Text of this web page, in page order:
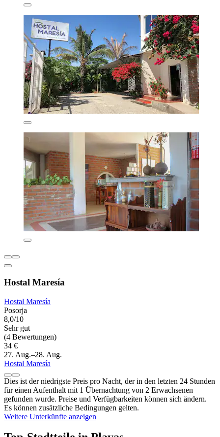
Hostal Maresía
Hostal Maresía
Posorja
8,0/10
Sehr gut
(4 Bewertungen)
34 €
27. Aug.–28. Aug.
Hostal Maresía
Dies ist der niedrigste Preis pro Nacht, der in den letzten 24 Stunden
für einen Aufenthalt mit 1 Übernachtung von 2 Erwachsenen
gefunden wurde. Preise und Verfügbarkeiten können sich ändern.
Es können zusätzliche Bedingungen gelten.
Weitere Unterkünfte anzeigen